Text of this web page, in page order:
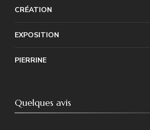
CRÉATION
EXPOSITION
PIERRINE
Quelques avis